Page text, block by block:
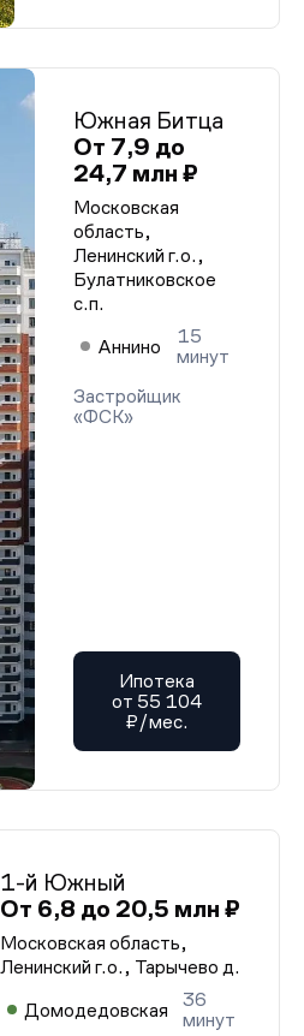
Южная Битца
От 7,9 до
24,7 млн ₽
Московская
область,
Ленинский г.о.,
Булатниковское
с.п.
Аннино
15
минут
Застройщик
«ФСК»
Ипотека
от 55 104
₽/мес.
1-й Южный
От 6,8 до 20,5 млн ₽
Московская область,
Ленинский г.о., Тарычево д.
Домодедовская
36
минут